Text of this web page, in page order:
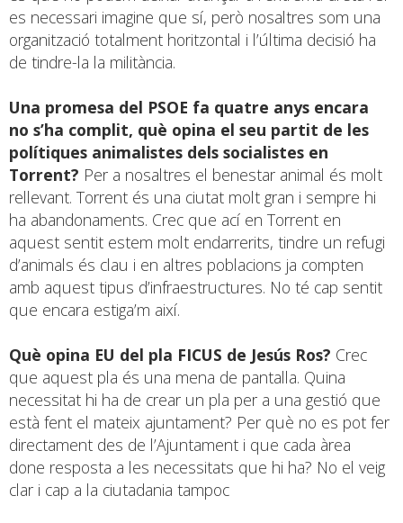
es necessari imagine que sí, però nosaltres som una
organització totalment horitzontal i l’última decisió ha
de tindre-la la militància.
Una promesa del PSOE fa quatre anys encara
no s’ha complit, què opina el seu partit de les
polítiques animalistes dels socialistes en
Torrent? Per a nosaltres el benestar animal és molt
rellevant. Torrent és una ciutat molt gran i sempre hi
ha abandonaments. Crec que ací en Torrent en
aquest sentit estem molt endarrerits, tindre un refugi
d’animals és clau i en altres poblacions ja compten
amb aquest tipus d’infraestructures. No té cap sentit
que encara estiga’m així.
Què opina EU del pla FICUS de Jesús Ros? Crec
que aquest pla és una mena de pantalla. Quina
necessitat hi ha de crear un pla per a una gestió que
està fent el mateix ajuntament? Per què no es pot fer
directament des de l’Ajuntament i que cada àrea
done resposta a les necessitats que hi ha? No el veig
clar i cap a la ciutadania tampoc